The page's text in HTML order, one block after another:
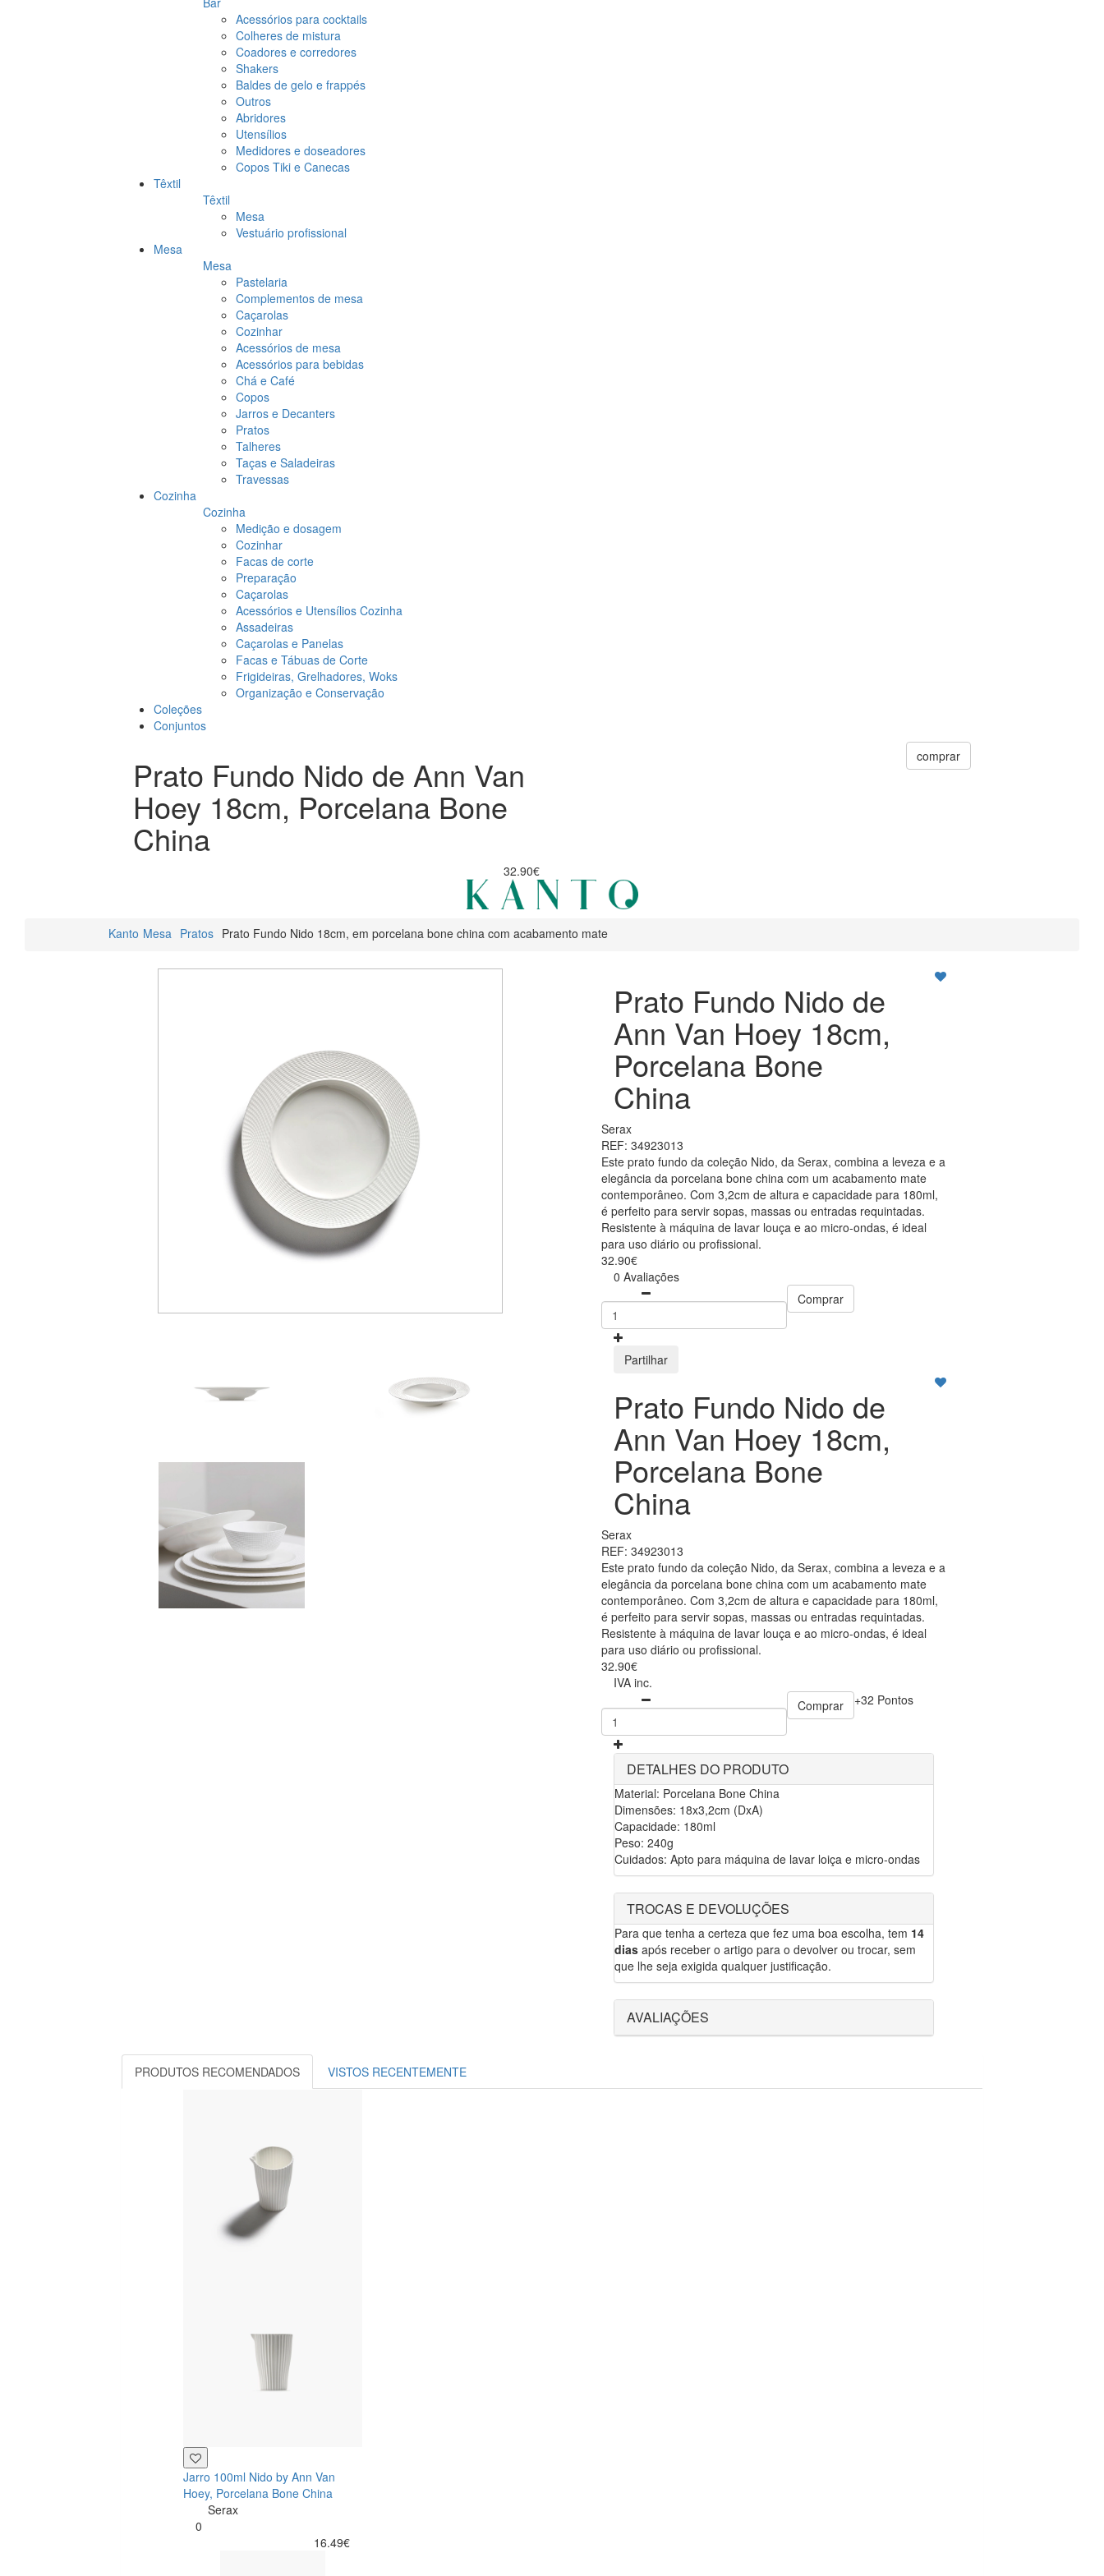
Acessórios para cocktails
Colheres de mistura
Coadores e corredores
Shakers
Baldes de gelo e frappés
Outros
Abridores
Utensílios
Medidores e doseadores
Copos Tiki e Canecas
Têxtil
Têxtil
Mesa
Vestuário profissional
Mesa
Mesa
Pastelaria
Complementos de mesa
Caçarolas
Cozinhar
Acessórios de mesa
Acessórios para bebidas
Chá e Café
Copos
Jarros e Decanters
Pratos
Talheres
Taças e Saladeiras
Travessas
Cozinha
Cozinha
Medição e dosagem
Cozinhar
Facas de corte
Preparação
Caçarolas
Acessórios e Utensílios Cozinha
Assadeiras
Caçarolas e Panelas
Facas e Tábuas de Corte
Frigideiras, Grelhadores, Woks
Organização e Conservação
Coleções
Conjuntos
Prato Fundo Nido de Ann Van
Hoey 18cm, Porcelana Bone
China
32.90€
comprar
Kanto Mesa Pratos Prato Fundo Nido 18cm, em porcelana bone china com acabamento mate
Prato Fundo Nido de
Ann Van Hoey 18cm,
Porcelana Bone
China
Serax
REF: 34923013
Este prato fundo da coleção Nido, da Serax, combina a leveza e a
elegância da porcelana bone china com um acabamento mate
contemporâneo. Com 3,2cm de altura e capacidade para 180ml,
é perfeito para servir sopas, massas ou entradas requintadas.
Resistente à máquina de lavar louça e ao micro-ondas, é ideal
para uso diário ou profissional.
32.90€
0 Avaliações
Comprar
Partilhar
Prato Fundo Nido de
Ann Van Hoey 18cm,
Porcelana Bone
China
Serax
REF: 34923013
Este prato fundo da coleção Nido, da Serax, combina a leveza e a
elegância da porcelana bone china com um acabamento mate
contemporâneo. Com 3,2cm de altura e capacidade para 180ml,
é perfeito para servir sopas, massas ou entradas requintadas.
Resistente à máquina de lavar louça e ao micro-ondas, é ideal
para uso diário ou profissional.
32.90€
IVA inc.
Comprar
+32 Pontos
DETALHES DO PRODUTO
Material: Porcelana Bone China
Dimensões: 18x3,2cm (DxA)
Capacidade: 180ml
Peso: 240g
Cuidados: Apto para máquina de lavar loiça e micro-ondas
TROCAS E DEVOLUÇÕES
Para que tenha a certeza que fez uma boa escolha, tem 14
dias após receber o artigo para o devolver ou trocar, sem
que lhe seja exigida qualquer justificação.
AVALIAÇÕES
PRODUTOS RECOMENDADOS VISTOS RECENTEMENTE
Jarro 100ml Nido by Ann Van
Hoey, Porcelana Bone China
Serax
0
16.49€